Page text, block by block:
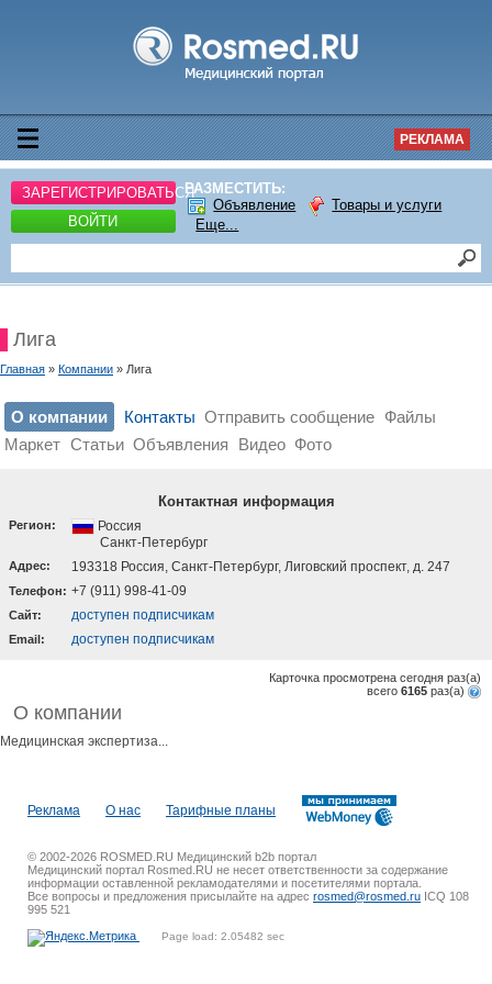
РЕКЛАМА
ЗАРЕГИСТРИРОВАТЬСЯ
ВОЙТИ
РАЗМЕСТИТЬ:
Объявление
Товары и услуги
Еще...
Лига
Главная » Компании » Лига
О компании Контакты Отправить сообщение Файлы
Маркет Статьи Объявления Видео Фото
Контактная информация
Регион:
Россия
Санкт-Петербург
Адрес: 193318 Россия, Санкт-Петербург, Лиговский проспект, д. 247
Телефон: +7 (911) 998-41-09
Cайт: доступен подписчикам
Email: доступен подписчикам
Карточка просмотрена сегодня раз(a)
всего 6165 раз(a)
О компании
Медицинская экспертиза...
Реклама О нас Тарифные планы
© 2002-2026 ROSMED.RU Медицинский b2b портал
Медицинский портал Rosmed.RU не несет ответственности за содержание
информации оставленной рекламодателями и посетителями портала.
Все вопросы и предложения присылайте на адрес rosmed@rosmed.ru ICQ 108
995 521
Page load: 2.05482 sec